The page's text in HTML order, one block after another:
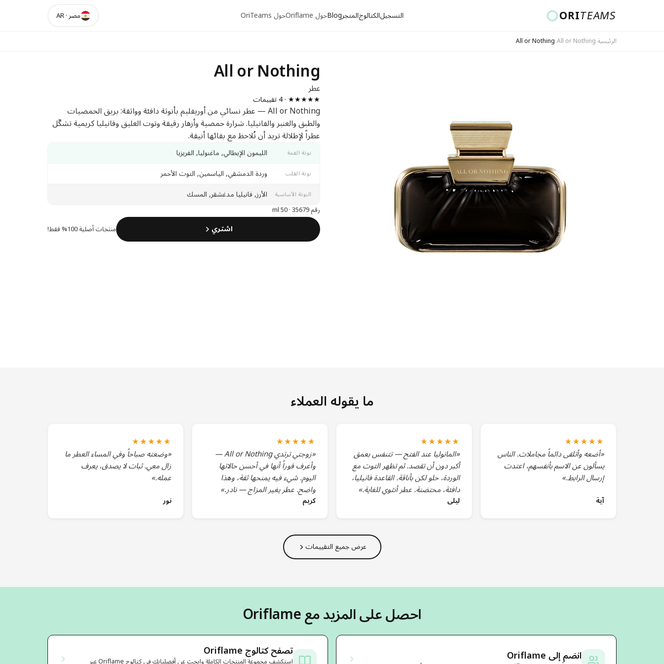
ORITEAMS التسجيلالكتالوجالمتجرBlogحول Oriflame حول OriTeams مصر·
AR
الرئيسية All or Nothing
All or Nothing
All or Nothing
عطر
★★★★★ · 4 تقييمات
All or Nothing — عطر نسائي من أوريفليم بأنوثة دافئة وواثقة: بريق الحمضيات
والطبق والعنبر والفانيليا. شرارة حمضية وأزهار رقيقة وتوت العليق وفانيليا كريمية تشكّل
عطراً لإطلالة تريد أن تُلاحظ مع بقائها أنيقة.
نوتة القمة الليمون الإيطالي, ماغنوليا, الفريزيا
نوتة القلب وردة الدمشقي, الياسمين, التوت الأحمر
النوتة الأساسية الأرز, فانيليا مدغشقر, المسك
رقم 35679 · 50 ml
اشتري منتجات أصلية 100% فقط!
ما يقوله العملاء
★★★★★
«أضعه وأتلقى دائماً مجاملات. الناس
يسألون عن الاسم بأنفسهم، اعتدت
إرسال الرابط.»
آية
★★★★★
«المانوليا عند الفتح — تتنفس بعمق
أكبر دون أن تقصد. ثم تظهر التوت مع
الوردة، حلو لكن بأناقة. القاعدة فانيليا،
دافئة، محتضنة. عطر أنثوي للغاية.»
ليلى
★★★★★
«زوجتي ترتدي All or Nothing —
وأعرف فوراً أنها في أحسن حالاتها
اليوم. شيء فيه يمنحها ثقة، وهذا
واضح. عطر يغير المزاج — نادر.»
كريم
★★★★★
«وضعته صباحاً وفي المساء العطر ما
زال معي. ثبات لا يصدق، يعرف
عمله.»
نور
عرض جميع التقييمات
احصل على المزيد مع Oriflame
انضم إلى Oriflame تصفح كتالوج Oriflame